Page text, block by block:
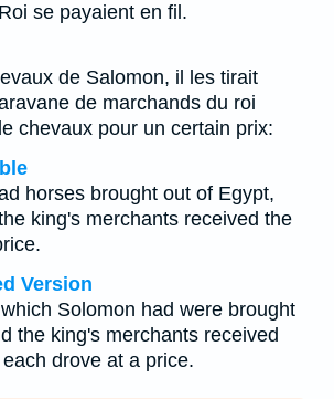
se payaient en fil.
de Salomon, il les tirait
de marchands du roi
chevaux pour un certain prix:
horses brought out of Egypt,
king's merchants received the
Version
Solomon had were brought
the king's merchants received
drove at a price.